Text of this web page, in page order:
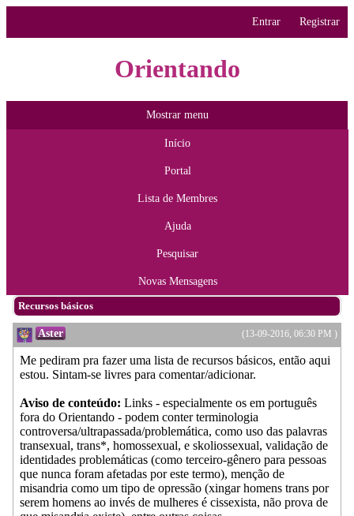
Entrar Registrar
Orientando
Mostrar menu
Início
Portal
Lista de Membres
Ajuda
Pesquisar
Novas Mensagens
Recursos básicos
(13-09-2016, 06:30 PM )
Aster
Me pediram pra fazer uma lista de recursos básicos, então aqui
estou. Sintam-se livres para comentar/adicionar.
Aviso de conteúdo: Links - especialmente os em português
fora do Orientando - podem conter terminologia
controversa/ultrapassada/problemática, como uso das palavras
transexual, trans*, homossexual, e skoliossexual, validação de
identidades problemáticas (como terceiro-gênero para pessoas
que nunca foram afetadas por este termo), menção de
misandria como um tipo de opressão (xingar homens trans por
serem homens ao invés de mulheres é cissexista, não prova de